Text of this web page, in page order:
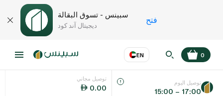
سبينس - تسوق البقالة
ديجيتال آند كود
فتح
EN
اللغة عر
0
توصيل مجاني
0.00
توصيل اليوم
15:00 – 17:00